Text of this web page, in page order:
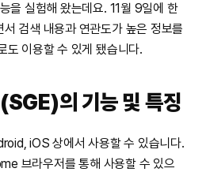
을 실험해 왔는데요. 11월 9일에 한
검색 내용과 연관도가 높은 정보를
도 이용할 수 있게 됐습니다.
의 기능 및 특징
iOS 상에서 사용할 수 있습니다.
브라우저를 통해 사용할 수 있으